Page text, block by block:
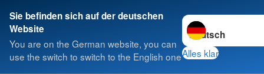
Sie befinden sich auf der deutschen
Website
You are on the German website, you can
use the switch to switch to the English one
Sprache wechseln
Alles klar